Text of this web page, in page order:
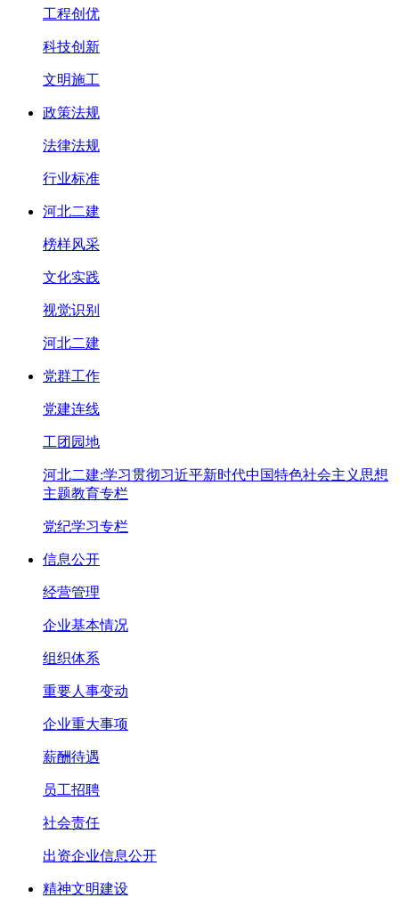
工程创优
科技创新
文明施工
政策法规
法律法规
行业标准
河北二建
榜样风采
文化实践
视觉识别
河北二建
党群工作
党建连线
工团园地
河北二建:学习贯彻习近平新时代中国特色社会主义思想
主题教育专栏
党纪学习专栏
信息公开
经营管理
企业基本情况
组织体系
重要人事变动
企业重大事项
薪酬待遇
员工招聘
社会责任
出资企业信息公开
精神文明建设